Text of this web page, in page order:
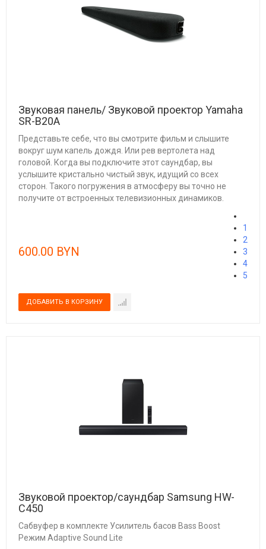
Звуковая панель/ Звуковой проектор Yamaha
SR-B20A
Представьте себе, что вы смотрите фильм и слышите
вокруг шум капель дождя. Или рев вертолета над
головой. Когда вы подключите этот саундбар, вы
услышите кристально чистый звук, идущий со всех
сторон. Такого погружения в атмосферу вы точно не
получите от встроенных телевизионных динамиков.
600.00 BYN
1
2
3
4
5
Звуковой проектор/саундбар Samsung HW-
C450
Сабвуфер в комплекте Усилитель басов Bass Boost
Режим Adaptive Sound Lite